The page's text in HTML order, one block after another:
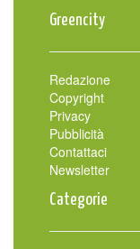
Greencity
Redazione
Copyright
Privacy
Pubblicità
Contattaci
Newsletter
Categorie